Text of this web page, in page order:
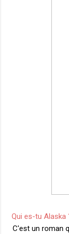
Qui es-tu Alaska
C'est un roman